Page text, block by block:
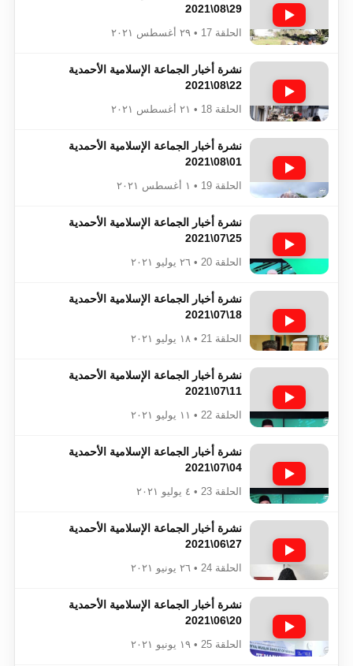
29\08\2021
الحلقة 17 • ٢٩ أغسطس ٢٠٢١
نشرة أخبار الجماعة الإسلامية الأحمدية
22\08\2021
الحلقة 18 • ٢١ أغسطس ٢٠٢١
نشرة أخبار الجماعة الإسلامية الأحمدية
01\08\2021
الحلقة 19 • ١ أغسطس ٢٠٢١
نشرة أخبار الجماعة الإسلامية الأحمدية
25\07\2021
الحلقة 20 • ٢٦ يوليو ٢٠٢١
نشرة أخبار الجماعة الإسلامية الأحمدية
18\07\2021
الحلقة 21 • ١٨ يوليو ٢٠٢١
نشرة أخبار الجماعة الإسلامية الأحمدية
11\07\2021
الحلقة 22 • ١١ يوليو ٢٠٢١
نشرة أخبار الجماعة الإسلامية الأحمدية
04\07\2021
الحلقة 23 • ٤ يوليو ٢٠٢١
نشرة أخبار الجماعة الإسلامية الأحمدية
27\06\2021
الحلقة 24 • ٢٦ يونيو ٢٠٢١
نشرة أخبار الجماعة الإسلامية الأحمدية
20\06\2021
الحلقة 25 • ١٩ يونيو ٢٠٢١